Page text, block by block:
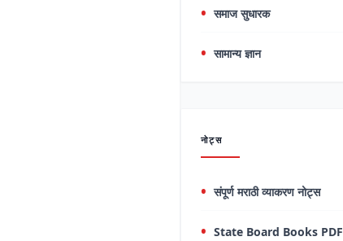
समाज सुधारक
सामान्य ज्ञान
नोट्स
संपूर्ण मराठी व्याकरण नोट्स
State Board Books PDF